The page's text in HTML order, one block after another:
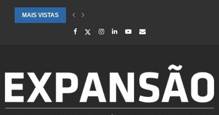
MAIS VISTAS
SAÚDE ALERTA PARA AUMENTO DE CASOS DE SÍNDROME GRIPAL